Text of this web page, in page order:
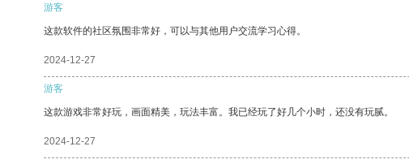
游客
这款软件的社区氛围非常好，可以与其他用户交流学习心得。
2024-12-27
游客
这款游戏非常好玩，画面精美，玩法丰富。我已经玩了好几个小时，还没有玩腻。
2024-12-27